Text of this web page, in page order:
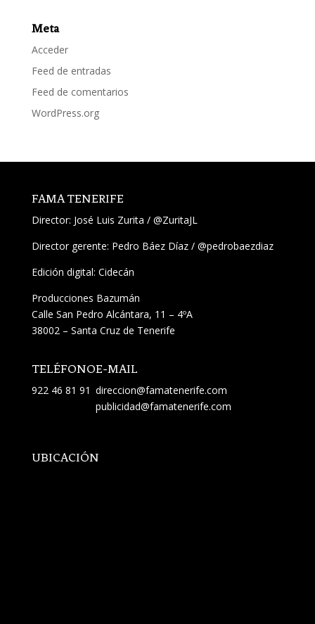
Meta
Acceder
Feed de entradas
Feed de comentarios
WordPress.org
FAMA TENERIFE
Director: José Luis Zurita / @ZuritaJL
Director gerente: Pedro Báez Díaz / @pedrobaezdiaz
Edición digital: Cidecán
Producciones Bazumán
Calle San Pedro Alcántara, 11 – 4ºA
38002 – Santa Cruz de Tenerife
TELÉFONO
922 46 81 91
E-MAIL
direccion@famatenerife.com
publicidad@famatenerife.com
UBICACIÓN